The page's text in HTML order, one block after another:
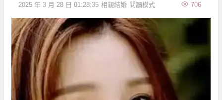
2025 年 3 月 28 日 01:28:35 相親結婚 706
閱讀模式